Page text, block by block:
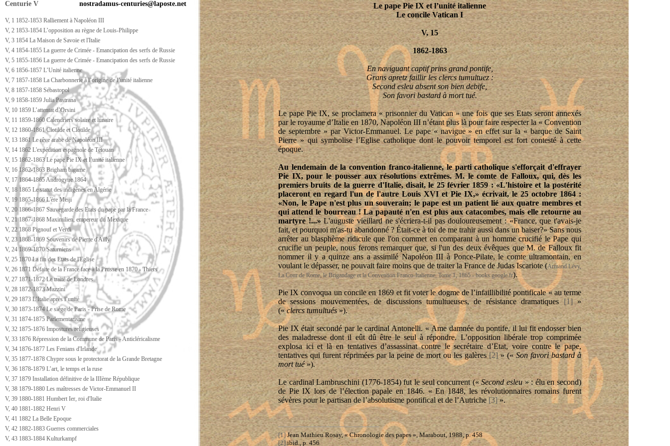
Centurie V
V, 1 1852-1853 Ralliement à Napoléon III
V, 2 1853-1854 L’opposition au règne de Louis-Philippe
V, 3 1854 La Maison de Savoie et l'Italie
V, 4 1854-1855 La guerre de Crimée - Emancipation des serfs de Russie
V, 5 1855-1856 La guerre de Crimée - Emancipation des serfs de Russie
V, 6 1856-1857 L’Unité italienne
V, 7 1857-1858 La Charbonnerie à l’origine de l’unité italienne
V, 8 1857-1858 Sébastopol
V, 9 1858-1859 Julia Pastrana
V, 10 1859 L’attentat d’Orsini
V, 11 1859-1860 Calendriers solaire et lunaire
V, 12 1860-1861 Clotilde et Clotilde
V, 13 1861 Le rêve arabe de Napoléon III
V, 14 1862 L'expédition espagnole de Tétouan
V, 15 1862-1863 Le pape Pie IX et l’unité italienne
V, 16 1862-1863 Brigham bigame
V, 17 1864-1865 Androgyne 1864
V, 18 1865 Le statut des indigènes en Algérie
V, 19 1865-1866 L'ère Meiji
V, 20 1866-1867 Sauvegarde des Etats du pape par la France
V, 21 1867-1868 Maximilien, empereur du Mexique
V, 22 1868 Pignouf et Verdi
V, 23 1868-1869 Souvenirs de Pierre d'Ailly
V, 24 1869-1870 Saturniens
V, 25 1870 La fin des Etats de l'Eglise
V, 26 1871 Défaite de la France face à la Prusse en 1870 - Thiers
V, 27 1871-1872 Le traité de Londres
V, 28 1872-1873 Mazzini
V, 29 1873 L’Italie après l’unité
V, 30 1873-1874 Le siège de Paris - Prise de Rome
V, 31 1874-1875 Parlementarisme
V, 32 1875-1876 Impostures religieuses
V, 33 1876 Répression de la Commune de Paris - Anticléricalisme
V, 34 1876-1877 Les Fenians d'Irlande
V, 35 1877-1878 Chypre sous le protectorat de la Grande Bretagne
V, 36 1878-1879 L’art, le temps et la ruse
V, 37 1879 Installation définitive de la IIIème République
V, 38 1879-1880 Les maîtresses de Victor-Emmanuel II
V, 39 1880-1881 Humbert Ier, roi d'Italie
V, 40 1881-1882 Henri V
V, 41 1882 La Belle Epoque
V, 42 1882-1883 Guerres commerciales
V, 43 1883-1884 Kulturkampf
Le pape Pie IX et l’unité italienne
Le concile Vatican I
V, 15
1862-1863
En naviguant captif prins grand pontife,
Grans apretz faillir les clercs tumultuez :
Second esleu absent son bien debife,
Son favori bastard à mort tué.
Le pape Pie IX, se proclamera « prisonnier du Vatican » une fois que ses Etats seront annexés
par le royaume d’Italie en 1870, Napoléon III n’étant plus là pour faire respecter la « Convention
de septembre » par Victor-Emmanuel. Le pape « navigue » en effet sur la « barque de Saint
Pierre » qui symbolise l’Eglise catholique dont le pouvoir temporel est fort contesté à cette
époque.
Au lendemain de la convention franco-italienne, le parti catholique s'efforçait d'effrayer
Pie IX, pour le pousser aux résolutions extrêmes. M. le comte de Falloux, qui, dès les
premiers bruits de la guerre d'Italie, disait, le 25 février 1859 : «L'histoire et la postérité
placeront en regard l'un de l'autre Louis XVI et Pie IX,» écrivait, le 25 octobre 1864 :
«Non, le Pape n'est plus un souverain; le pape est un patient lié aux quatre membres et
qui attend le bourreau ! La papauté n'en est plus aux catacombes, mais elle retourne au
martyre !...»L'auguste vieillard ne s'écriera-t-il pas douloureusement : «France, que t'avais-je
fait, et pourquoi m'as-tu abandonné ? Était-ce à toi de me trahir aussi dans un baiser?» Sans nous
arrêter au blasphème ridicule que l'on commet en comparant à un homme crucifié le Pape qui
crucifie un peuple, nous ferons remarquer que, si l'un des deux évêques que M. de Falloux fit
nommer il y a quinze ans a assimilé Napoléon III à Ponce-Pilate, le comte ultramontain, en
voulant le dépasser, ne pouvait faire moins que de traiter la France de Judas Iscariote (Armand Lévy,
La Cour de Rome, le Brigandage et la Convention Franco-Italienne, Tome 1, 1865 - books.google.fr).
Pie IX convoqua un concile en 1869 et fit voter le dogme de l’infaillibilité pontificale « au terme
de sessions mouvementées, de discussions tumultueuses, de résistance dramatiques[1]»
(«clercs tumultués»).
Pie IX était secondé par le cardinal Antonelli. « Ame damnée du pontife, il lui fit endosser bien
des maladresse dont il eût dû être le seul à répondre. L’opposition libérale trop comprimée
explosa ici et là en tentatives d’assassinat contre le secrétaire d’Etat, voire contre le pape,
tentatives qui furent réprimées par la peine de mort ou les galères[2]» («Son favori bastard à
mort tué»).
Le cardinal Lambruschini (1776-1854) fut le seul concurrent («Second esleu» : élu en second)
de Pie IX lors de l’élection papale en 1846. « En 1848, les révolutionnaires romains furent
sévères pour le partisan de l’absolutisme pontifical et de l’Autriche[3]».
[1]Jean Mathieu Rosay, « Chronologie des papes », Marabout, 1988, p. 458
[2]ibid., p. 456
nostradamus-centuries@laposte.net